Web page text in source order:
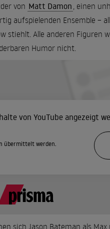
von Matt Damon , einen
aufspielenden Ensemble –
stiehlt. Alle anderen Figuren
Humor nicht.
von YouTube angezeigt
übermittelt werden.
sich Jason Bateman als Max